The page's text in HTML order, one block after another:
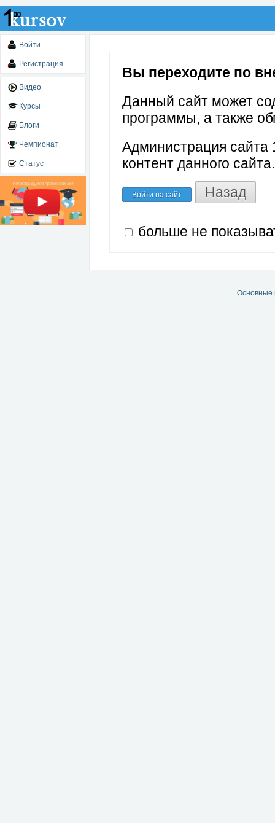
Войти
Регистрация
Видео
Курсы
Блоги
Чемпионат
Статус
Вы переходите по
Данный сайт может
программы, а также
Администрация сайта
контент данного сайта.
Войти на сайт Назад
больше не
Основные